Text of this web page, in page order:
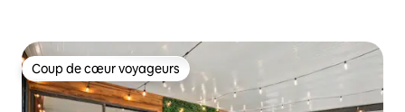
Coup de cœur voyageurs
Coup de cœur voyageurs